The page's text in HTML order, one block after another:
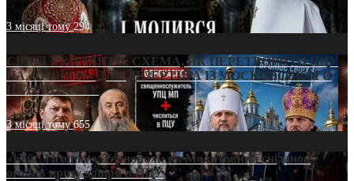
3 місяці тому294
СВЯТІ УХИЛЯНТИ: СХЕМА, ЯК ПЕРЕТВОРИТИ ПЦУ
НА «ОФШОР» ДЛЯ ДЕЗЕРТИРА ІЗ МОСКОВСЬКОГО
ПАТРІАРХАТУ
3 місяці тому655
«Кейс Тихона» у Тернополі: як Молитовний сніданок
оголив кризу довіри в ПЦУ